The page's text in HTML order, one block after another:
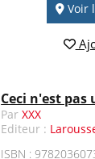
Voir
Ceci n'est pas
ParXXX
Editeur :
ISBN :